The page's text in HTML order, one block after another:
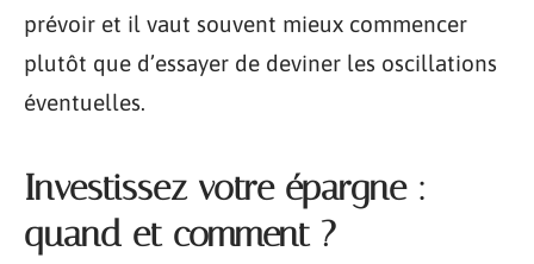
prévoir et il vaut souvent mieux commencer
plutôt que d’essayer de deviner les oscillations
éventuelles.
Investissez votre épargne :
quand et comment ?